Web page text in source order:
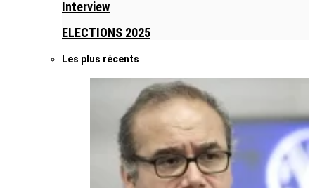
Interview
ELECTIONS 2025
Les plus récents